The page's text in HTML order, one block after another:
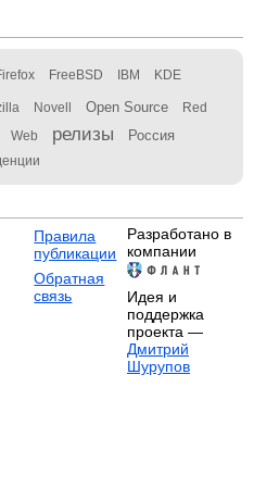
FreeBSD IBM KDE
Novell Open Source Red
Web релизы Россия
Правила
публикации
Обратная
связь
Разработано в
компании
Идея и
поддержка
проекта —
Дмитрий
Шурупов